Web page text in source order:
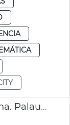
Festival Compositoras a Escena. Palau de la Música de València 8M 2025